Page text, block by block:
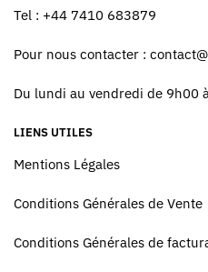
Tel : +44 7410 683879
Pour nous contacter :
Du lundi au vendredi de 9h00
LIENS UTILES
Mentions Légales
Conditions Générales de Vente
Conditions Générales de